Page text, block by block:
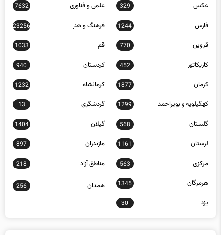
عکس 329 علمی و فناوری 7632
فارس 1244 فرهنگ و هنر 23256
قزوین 770 قم 1033
کاریکاتور 452 کردستان 940
کرمان 1877 کرمانشاه 1232
کهگیلویه و بویراحمد 1299 گردشگری 13
گلستان 568 گیلان 1404
لرستان 1161 مازندران 897
مرکزی 563 مناطق آزاد 218
هرمزگان 1345 همدان 256
یزد 30